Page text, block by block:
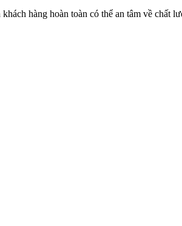
hàng hoàn toàn có thể an tâm về chất